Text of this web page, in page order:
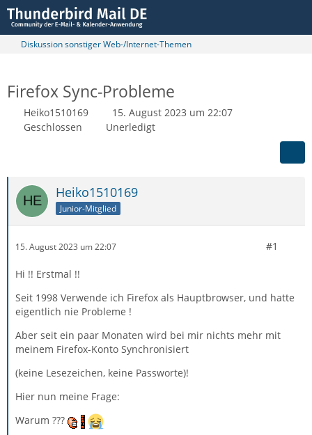
Diskussion sonstiger Web-/Internet-Themen
Firefox Sync-Probleme
Heiko1510169
15. August 2023 um 22:07
Geschlossen
Unerledigt
Heiko1510169
Junior-Mitglied
15. August 2023 um 22:07 #1
Hi !! Erstmal !!
Seit 1998 Verwende ich Firefox als Hauptbrowser, und hatte
eigentlich nie Probleme !
Aber seit ein paar Monaten wird bei mir nichts mehr mit
meinem Firefox-Konto Synchronisiert
(keine Lesezeichen, keine Passworte)!
Hier nun meine Frage:
Warum ???